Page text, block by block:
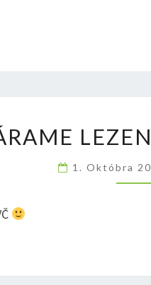
1. Októbra